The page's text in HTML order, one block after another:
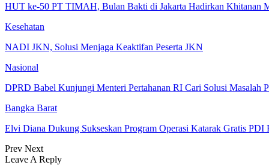
HUT ke-50 PT TIMAH, Bulan Bakti di Jakarta Hadirkan Khitanan
Kesehatan
NADI JKN, Solusi Menjaga Keaktifan Peserta JKN
Nasional
DPRD Babel Kunjungi Menteri Pertahanan RI Cari Solusi Masalah
Bangka Barat
Elvi Diana Dukung Sukseskan Program Operasi Katarak Gratis PDI
Prev Next
Leave A Reply